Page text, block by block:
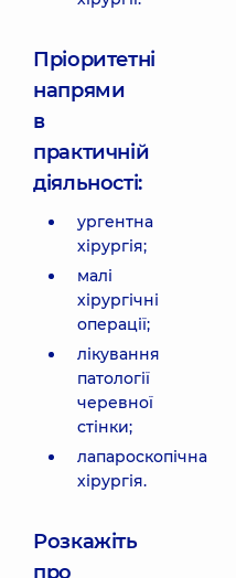
Пріоритетні
напрями
в
практичній
діяльності:
ургентна
хірургія;
малі
хірургічні
операції;
лікування
патології
черевної
стінки;
лапароскопічна
хірургія.
Розкажіть
про